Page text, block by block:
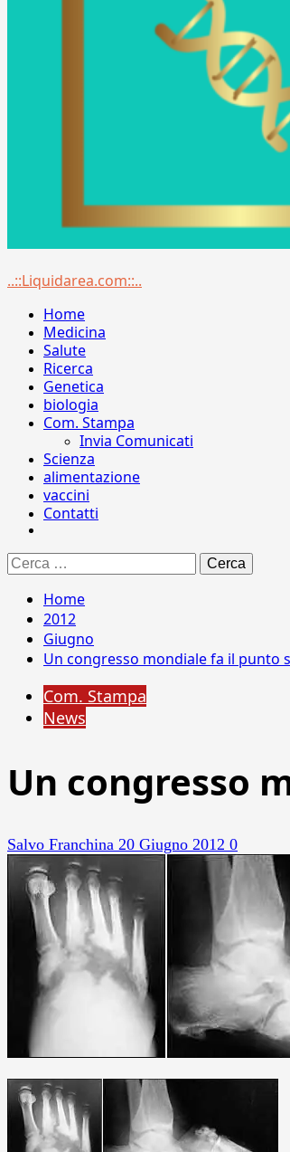
Menu
..::Liquidarea.com::..
Home
Medicina
Salute
Ricerca
Genetica
biologia
Com. Stampa
Invia Comunicati
Scienza
alimentazione
vaccini
Contatti
Ricerca
per:
Home
2012
Giugno
Un congresso mondiale fa il punto
Com. Stampa
News
Un congresso
Salvo Franchina 20 Giugno 2012 0